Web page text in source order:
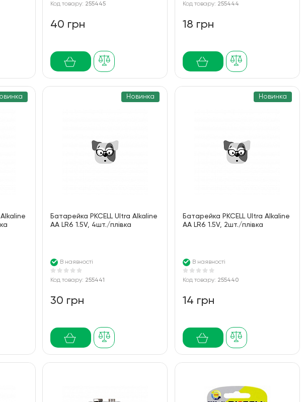
Код товару: 255445
40 грн
Код товару: 255444
18 грн
Новинка
Батарейка PKCELL Ultra Alkaline
AA LR6 1.5V, 4шт./плівка
В наявності
Код товару: 255441
30 грн
Новинка
Батарейка PKCELL Ultra Alkaline
AA LR6 1.5V, 2шт./плівка
В наявності
Код товару: 255440
14 грн